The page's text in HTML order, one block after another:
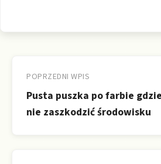
wpisu
POPRZEDNI WPIS
Pusta puszka po farbie
nie zaszkodzić środowisku